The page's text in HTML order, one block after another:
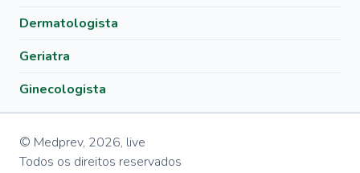
Dermatologista
Geriatra
Ginecologista
© Medprev, 2026, live
Todos os direitos reservados